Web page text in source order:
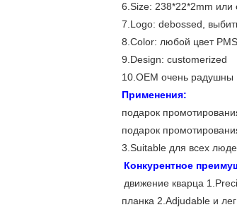
6.Size: 238*22*2mm или
7.Logo: debossed,
8.Color: любой цвет PMS
9.Design: customerized
10.OEM очень радушны
Применения:
подарок
подарок
3.Suitable для всех
Конкурентное
движение кварца
планка 2.Adjudable и